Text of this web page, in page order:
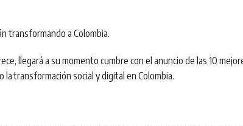
transformando a Colombia.
, llegará a su momento cumbre con el anuncio de las 10
latransformación social y digital en Colombia.